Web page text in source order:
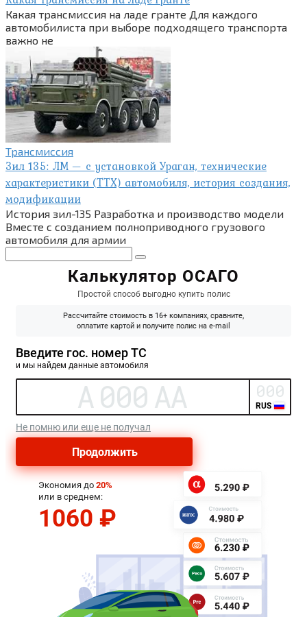
Какая трансмиссия на ладе гранте Для каждого
автомобилиста при выборе подходящего транспорта
важно не
Трансмиссия
Зил 135: ЛМ — с установкой Ураган, технические
характеристики (ТТХ) автомобиля, история создания,
модификации
История зил-135 Разработка и производство модели
Вместе с созданием полноприводного грузового
автомобиля для армии
Поиск: